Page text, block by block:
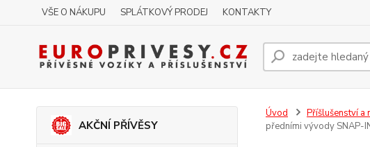
VŠE O NÁKUPU SPLÁTKOVÝ PRODEJ KONTAKTY
AKČNÍ PŘÍVĚSY
Úvod Příšlušenství a
předními vývody SNAP-